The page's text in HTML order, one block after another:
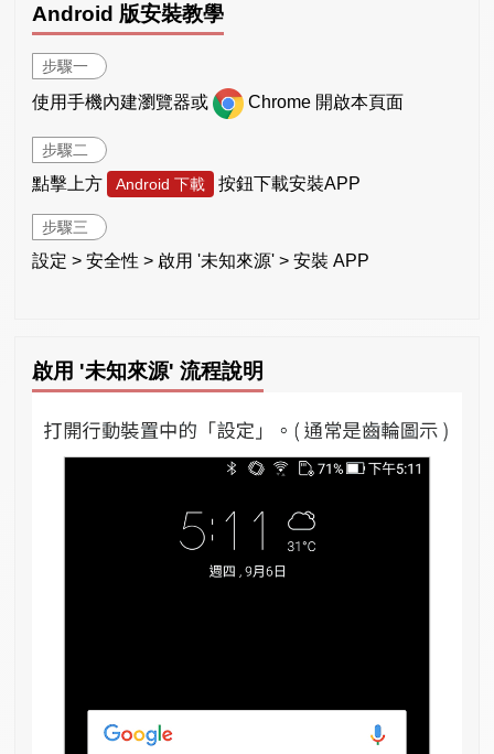
Android 版安裝教學
步驟一
使用手機內建瀏覽器或 Chrome 開啟本頁面
步驟二
點擊上方 Android 下載 按鈕下載安裝APP
步驟三
設定 > 安全性 > 啟用 '未知來源' > 安裝 APP
啟用 '未知來源' 流程說明